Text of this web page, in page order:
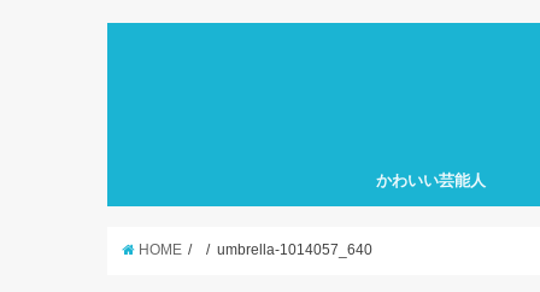
かわいい芸能人
HOME umbrella-1014057_640